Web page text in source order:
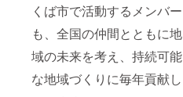
くば市で活動するメンバー
も、全国の仲間とともに地
域の未来を考え、持続可能
な地域づくりに毎年貢献し